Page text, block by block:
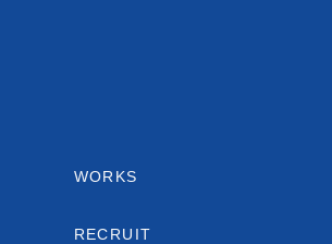
WORKS
RECRUIT